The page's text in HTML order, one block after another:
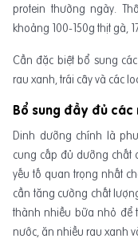
protein thường ngày.
khoảng 100-150g thịt gà,
Cần đặc biệt bổ sung
rau xanh, trái cây và các
Bổ sung đầy đủ
Dinh dưỡng chính là
cung cấp đủ dưỡng chất
yếu tố quan trọng nhất
cần tăng cường chất
thành nhiều bữa nhỏ để
nước, ăn nhiều rau xanh